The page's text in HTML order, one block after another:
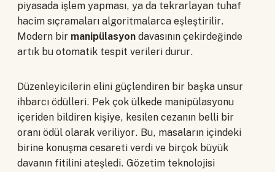
piyasada işlem yapması, ya da tekrarlayan tuhaf
hacim sıçramaları algoritmalarca eşleştirilir.
Modern bir manipülasyon davasının çekirdeğinde
artık bu otomatik tespit verileri durur.
Düzenleyicilerin elini güçlendiren bir başka unsur
ihbarcı ödülleri. Pek çok ülkede manipülasyonu
içeriden bildiren kişiye, kesilen cezanın belli bir
oranı ödül olarak veriliyor. Bu, masaların içindeki
birine konuşma cesareti verdi ve birçok büyük
davanın fitilini ateşledi. Gözetim teknolojisi